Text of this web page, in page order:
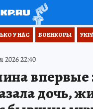
У НАС ВОЕНКОРЫ
22:40
впервые
дочь,